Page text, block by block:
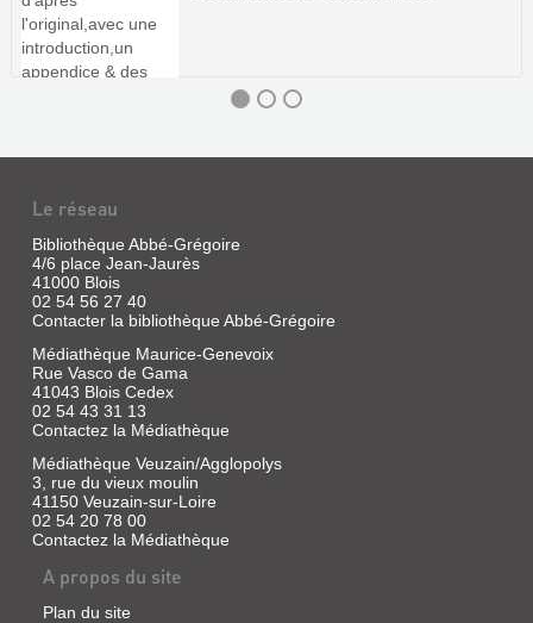
Le réseau
Bibliothèque Abbé-Grégoire
4/6 place Jean-Jaurès
41000 Blois
02 54 56 27 40
Contacter la bibliothèque Abbé-Grégoire
Médiathèque Maurice-Genevoix
Rue Vasco de Gama
41043 Blois Cedex
02 54 43 31 13
Contactez la Médiathèque
Médiathèque Veuzain/Agglopolys
3, rue du vieux moulin
41150 Veuzain-sur-Loire
02 54 20 78 00
Contactez la Médiathèque
A propos du site
Plan du site